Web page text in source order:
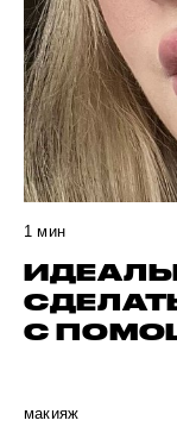
1 мин
С
макияж